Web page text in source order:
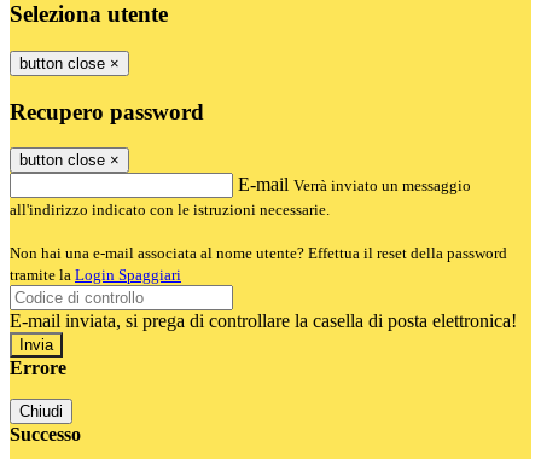
Seleziona utente
button close ×
Recupero password
button close ×
E-mail Verrà inviato un messaggio
all'indirizzo indicato con le istruzioni necessarie.
Non hai una e-mail associata al nome utente? Effettua il reset della password
tramite la Login Spaggiari
E-mail inviata, si prega di controllare la casella di posta elettronica!
Errore
Chiudi
Successo